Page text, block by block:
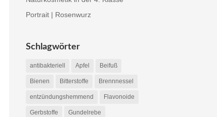
Portrait | Rosenwurz
Schlagwörter
antibakteriell Apfel Beifuß
Bienen Bitterstoffe Brennnessel
entzündungshemmend Flavonoide
Gerbstoffe Gundelrebe